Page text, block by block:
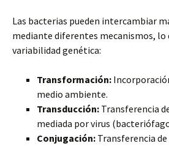
Las bacterias pueden intercambiar
mediante diferentes mecanismos, lo
variabilidad genética:
Transformación:
medio ambiente.
Transducción: Transferencia
mediada por virus
Conjugación: Transferencia